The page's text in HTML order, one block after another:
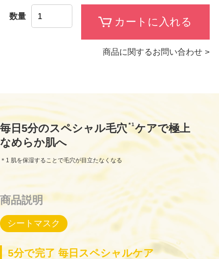
数量
商品に関するお問い合わせ >
毎日5分のスペシャル毛穴 ＊1 ケアで極上
なめらか肌へ
＊1 肌を保湿することで毛穴が目立たなくなる
商品説明
シートマスク
5分で完了 毎日スペシャルケア